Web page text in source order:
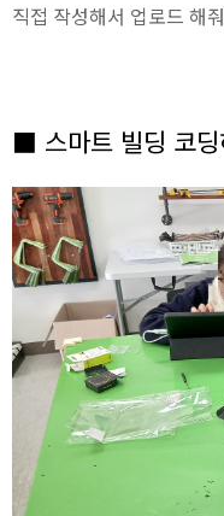
직접 작성해서 업로드 해
■ 스마트 빌딩 코딩